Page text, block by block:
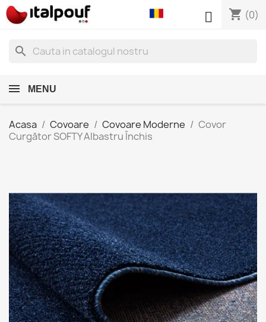
shopping_cart (0)

search
MENU
Acasa Covoare Covoare Moderne
Covor
Curgător SOFTY Albastru Închis